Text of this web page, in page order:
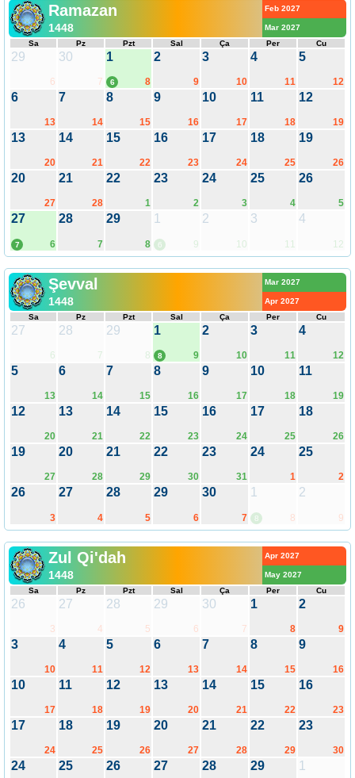
Ramazan
1448
Feb 2027
Mar 2027
Sa
Pz Pzt Sal Ça Per Cu
29
6
30
7
1
8
6
2
9
3
10
4
11
5
12
6
13
7
14
8
15
9
16
10
17
11
18
12
19
13
20
14
21
15
22
16
23
17
24
18
25
19
26
20
27
21
28
22
1
23
2
24
3
25
4
26
5
27
6
7
28
7
29
8
1
9
6
2
10
3
11
4
12
Şevval
1448
Mar 2027
Apr 2027
Sa
Pz Pzt Sal Ça Per Cu
27
6
28
7
29
8
1
9
8
2
10
3
11
4
12
5
13
6
14
7
15
8
16
9
17
10
18
11
19
12
20
13
21
14
22
15
23
16
24
17
25
18
26
19
27
20
28
21
29
22
30
23
31
24
1
25
2
26
3
27
4
28
5
29
6
30
7
1
8
8
2
9
Zul Qi'dah
1448
Apr 2027
May 2027
Sa
Pz Pzt Sal Ça Per Cu
26
3
27
4
28
5
29
6
30
7
1
8
2
9
3
10
4
11
5
12
6
13
7
14
8
15
9
16
10
17
11
18
12
19
13
20
14
21
15
22
16
23
17
24
18
25
19
26
20
27
21
28
22
29
23
30
24 25 26 27 28 29 1